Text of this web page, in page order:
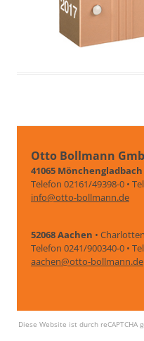
Otto Bollmann
41065 Mönchengladbach
Telefon 02161/49398-0 •
info@otto-bollmann.de
52068 Aachen •
Telefon 0241/900340-0 •
aachen@otto-bollmann.de
Diese Website ist durch reCAPTCHA